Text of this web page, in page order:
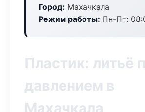
Город: Махачкала
Режим работы: Пн-Пт:
Пластик: литьё
давлением в
Махачкала